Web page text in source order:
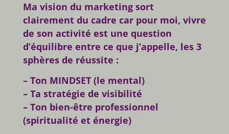
Ma vision du marketing sort
clairement du cadre car pour moi, vivre
de son activité est une question
d’équilibre entre ce que j’appelle, les 3
sphères de réussite :
– Ton MINDSET (le mental)
– Ta stratégie de visibilité
– Ton bien-être professionnel
(spiritualité et énergie)